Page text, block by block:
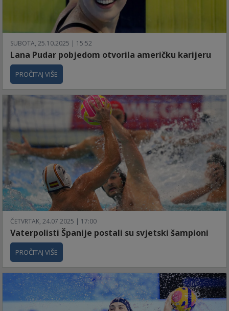
SUBOTA, 25.10.2025 | 15:52
Lana Pudar pobjedom otvorila američku karijeru
PROČITAJ VIŠE
ČETVRTAK, 24.07.2025 | 17:00
Vaterpolisti Španije postali su svjetski šampioni
PROČITAJ VIŠE